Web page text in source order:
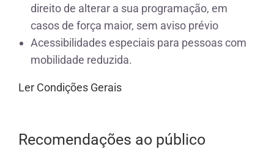
direito de alterar a sua programação, em
casos de força maior, sem aviso prévio
Acessibilidades especiais para pessoas com
mobilidade reduzida.
Ler Condições Gerais
Recomendações ao público